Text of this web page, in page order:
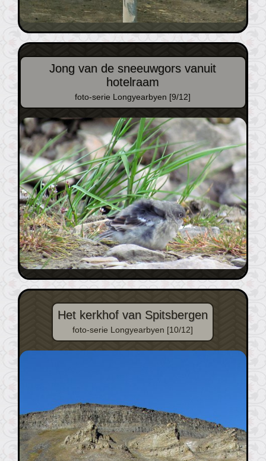
Jong van de sneeuwgors vanuit
hotelraam
foto-serie Longyearbyen [9/12]
Het kerkhof van Spitsbergen
foto-serie Longyearbyen [10/12]